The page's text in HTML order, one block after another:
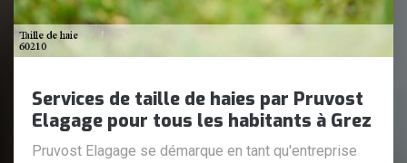
Services de taille de haies par Pruvost
Elagage pour tous les habitants à Grez
Pruvost Elagage se démarque en tant qu'entreprise